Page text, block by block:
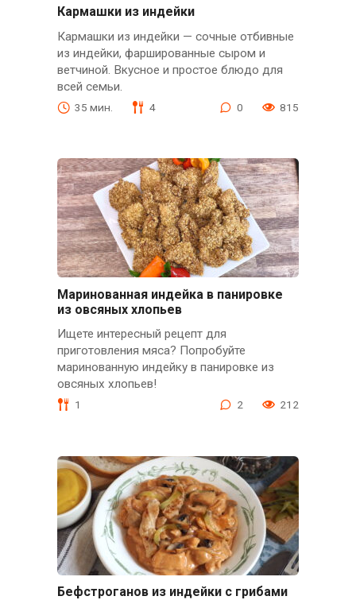
Кармашки из индейки
Кармашки из индейки — сочные отбивные
из индейки, фаршированные сыром и
ветчиной. Вкусное и простое блюдо для
всей семьи.
35 мин. 4 0 815
Маринованная индейка в панировке
из овсяных хлопьев
Ищете интересный рецепт для
приготовления мяса? Попробуйте
маринованную индейку в панировке из
овсяных хлопьев!
1 2 212
Бефстроганов из индейки с грибами